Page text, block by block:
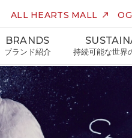
ALL HEARTS MALL
BRANDS
ブランド紹介 持続可能な世界